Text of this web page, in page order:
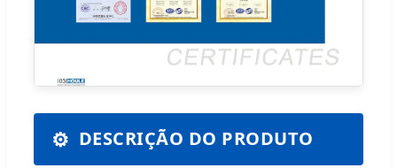
⚙️ DESCRIÇÃO DO PRODUTO